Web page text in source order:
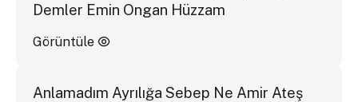
Demler Emin Ongan Hüzzam
Görüntüle
Anlamadım Ayrılığa Sebep Ne Amir Ateş